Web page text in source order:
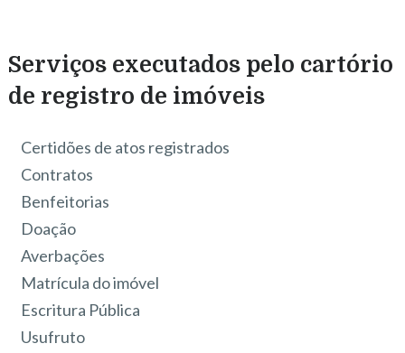
Serviços executados pelo cartório
de registro de imóveis
Certidões de atos registrados
Contratos
Benfeitorias
Doação
Averbações
Matrícula do imóvel
Escritura Pública
Usufruto